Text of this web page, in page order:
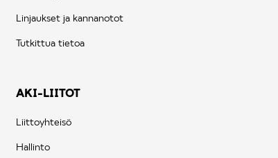
Linjaukset ja kannanotot
Tutkittua tietoa
AKI-LIITOT
Liittoyhteisö
Hallinto